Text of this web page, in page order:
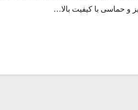
و حماسی با کیفیت بالا…